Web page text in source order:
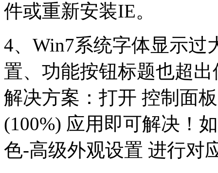
件或重新安装IE。
4、Win7系统字体显示过
置、功能按钮标题也超出
解决方案：打开 控制面
(100%) 应用即可解决！
色-高级外观设置 进行对